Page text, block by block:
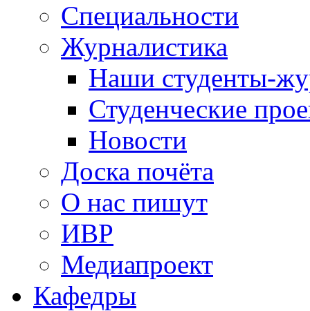
Специальности
Журналистика
Наши студенты-
Студенческие
Новости
Доска почёта
О нас пишут
ИВР
Медиапроект
Кафедры